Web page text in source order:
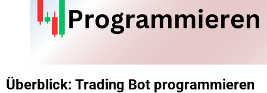
Überblick: Trading Bot programmieren